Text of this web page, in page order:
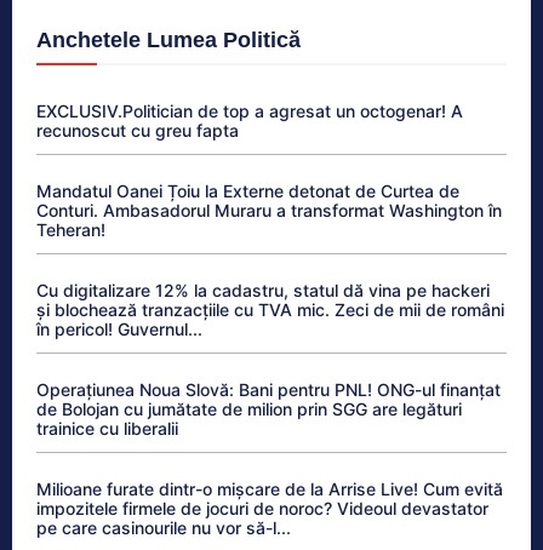
Anchetele Lumea Politică
EXCLUSIV.Politician de top a agresat un octogenar! A
recunoscut cu greu fapta
Mandatul Oanei Țoiu la Externe detonat de Curtea de
Conturi. Ambasadorul Muraru a transformat Washington în
Teheran!
Cu digitalizare 12% la cadastru, statul dă vina pe hackeri
și blochează tranzacțiile cu TVA mic. Zeci de mii de români
în pericol! Guvernul...
Operațiunea Noua Slovă: Bani pentru PNL! ONG-ul finanțat
de Bolojan cu jumătate de milion prin SGG are legături
trainice cu liberalii
Milioane furate dintr-o mișcare de la Arrise Live! Cum evită
impozitele firmele de jocuri de noroc? Videoul devastator
pe care casinourile nu vor să-l...